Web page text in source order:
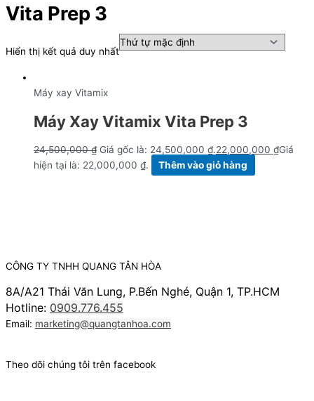
Vita Prep 3
Hiển thị kết quả duy nhất
Máy xay Vitamix
Máy Xay Vitamix Vita Prep 3
24,500,000₫ Giá gốc là: 24,500,000 ₫.22,000,000 ₫Giá
hiện tại là: 22,000,000 ₫.
Thêm vào giỏ hàng
CÔNG TY TNHH QUANG TÂN HÒA
8A/A21 Thái Văn Lung, P.Bến Nghé, Quận 1, TP.HCM
Hotline: 0909.776.455
Email: marketing@quangtanhoa.com
Theo dõi chúng tôi trên facebook